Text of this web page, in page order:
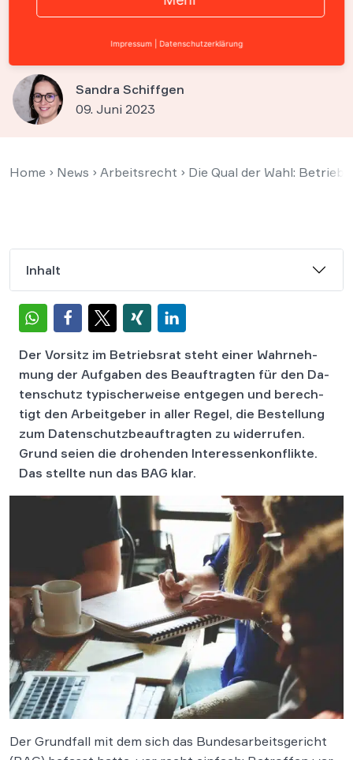
nicht zugleich
Datenschutzbeauftragter sein
Sandra Schiffgen
09. Juni 2023
Home › News › Arbeitsrecht › Die Qual der Wahl:
Inhalt
Der Vor­sitz im Be­triebs­rat steht einer Wahr­neh­
mung der Auf­ga­ben des Be­auf­trag­ten für den Da­
ten­schutz ty­pi­scher­wei­se ent­ge­gen und be­rech­
tigt den Ar­beit­ge­ber in aller Regel, die Be­stel­lung
zum Da­ten­schutz­be­auf­trag­ten zu wi­der­ru­fen.
Grund seien die dro­hen­den In­ter­es­sen­kon­flik­te.
Das stellte nun das BAG klar.
Der Grundfall mit dem sich das Bundesarbeitsgericht
Impressum Datenschutzerklärung